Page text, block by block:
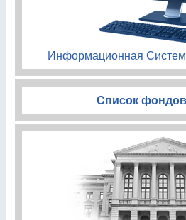
Информационная
Список